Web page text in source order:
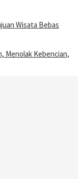
Wisata Bebas
Menolak Kebencian,